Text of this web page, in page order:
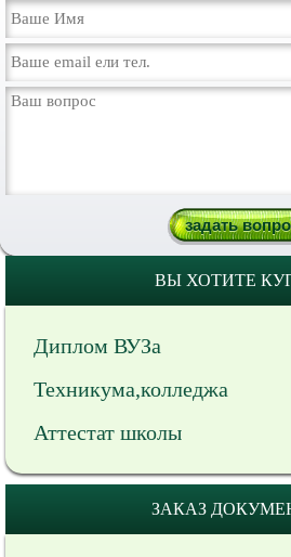
ВЫ ХОТИТЕ
Диплом ВУЗа
Техникума,колледжа
Аттестат школы
ЗАКАЗ